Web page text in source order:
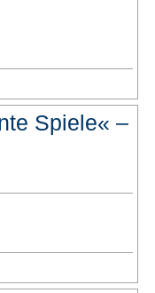
Spiele« –